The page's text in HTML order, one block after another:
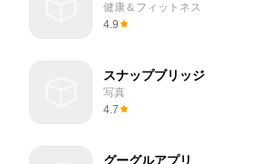
健康＆フィットネス
4.9
スナップブリッジ
写真
4.7
グーグルアプリ